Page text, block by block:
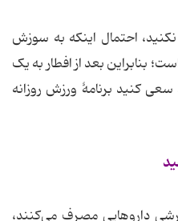
احتمال اینکه به سوزش
بنابراین بعد از افطار به یک
سعی کنید برنامهٔ ورزش روزانه
داروهایی مصرف می‌کنند،